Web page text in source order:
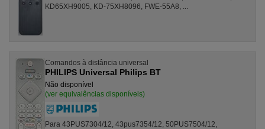
KD65XH9005, KD-75XH8096, FWE-55A8, ...
Comandos à distância universal
PHILIPS Universal Philips BT
Não disponível
(ver equivalências disponíveis)
Para 43PUS7304/12, 43pus7354/12, 50PUS7504/12,